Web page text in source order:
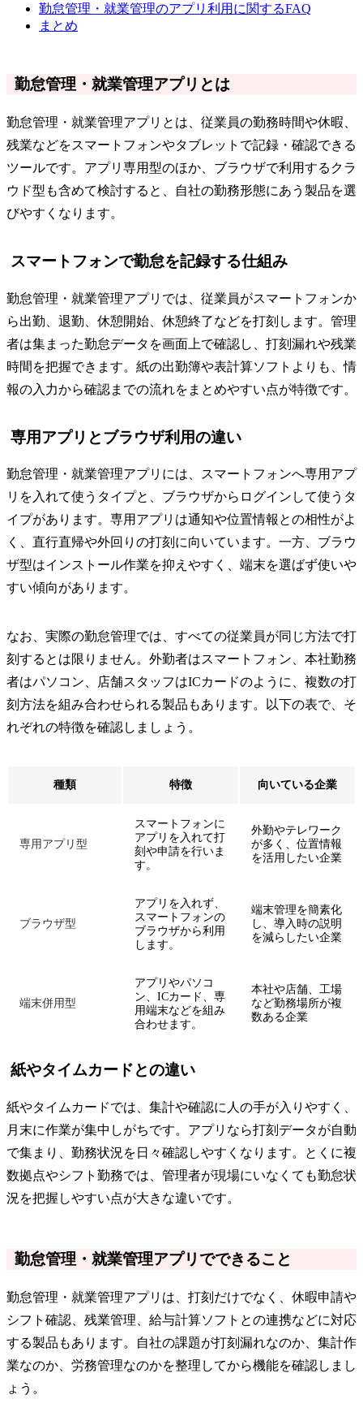
勤怠管理・就業管理のアプリ利用に関するFAQ
まとめ
勤怠管理・就業管理アプリとは
勤怠管理・就業管理アプリとは、従業員の勤務時間や休暇、
残業などをスマートフォンやタブレットで記録・確認できる
ツールです。アプリ専用型のほか、ブラウザで利用するクラ
ウド型も含めて検討すると、自社の勤務形態にあう製品を選
びやすくなります。
スマートフォンで勤怠を記録する仕組み
勤怠管理・就業管理アプリでは、従業員がスマートフォンか
ら出勤、退勤、休憩開始、休憩終了などを打刻します。管理
者は集まった勤怠データを画面上で確認し、打刻漏れや残業
時間を把握できます。紙の出勤簿や表計算ソフトよりも、情
報の入力から確認までの流れをまとめやすい点が特徴です。
専用アプリとブラウザ利用の違い
勤怠管理・就業管理アプリには、スマートフォンへ専用アプ
リを入れて使うタイプと、ブラウザからログインして使うタ
イプがあります。専用アプリは通知や位置情報との相性がよ
く、直行直帰や外回りの打刻に向いています。一方、ブラウ
ザ型はインストール作業を抑えやすく、端末を選ばず使いや
すい傾向があります。
なお、実際の勤怠管理では、すべての従業員が同じ方法で打
刻するとは限りません。外勤者はスマートフォン、本社勤務
者はパソコン、店舗スタッフはICカードのように、複数の打
刻方法を組み合わせられる製品もあります。以下の表で、そ
れぞれの特徴を確認しましょう。
種類 特徴 向いている企業
専用アプリ型
スマートフォンに
アプリを入れて打
刻や申請を行いま
す。
外勤やテレワーク
が多く、位置情報
を活用したい企業
ブラウザ型
アプリを入れず、
スマートフォンの
ブラウザから利用
します。
端末管理を簡素化
し、導入時の説明
を減らしたい企業
端末併用型
アプリやパソコ
ン、ICカード、専
用端末などを組み
合わせます。
本社や店舗、工場
など勤務場所が複
数ある企業
紙やタイムカードとの違い
紙やタイムカードでは、集計や確認に人の手が入りやすく、
月末に作業が集中しがちです。アプリなら打刻データが自動
で集まり、勤務状況を日々確認しやすくなります。とくに複
数拠点やシフト勤務では、管理者が現場にいなくても勤怠状
況を把握しやすい点が大きな違いです。
勤怠管理・就業管理アプリでできること
勤怠管理・就業管理アプリは、打刻だけでなく、休暇申請や
シフト確認、残業管理、給与計算ソフトとの連携などに対応
する製品もあります。自社の課題が打刻漏れなのか、集計作
業なのか、労務管理なのかを整理してから機能を確認しまし
ょう。